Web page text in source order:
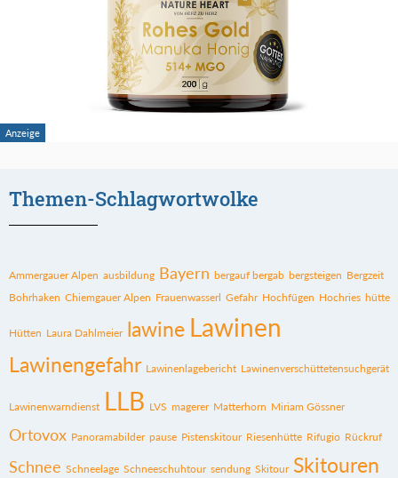
Themen-Schlagwortwolke
Ammergauer Alpen ausbildung Bayern bergauf bergab bergsteigen Bergzeit
Bohrhaken Chiemgauer Alpen Frauenwasserl Gefahr Hochfügen Hochries hütte
Hütten Laura Dahlmeier lawine Lawinen
Lawinengefahr Lawinenlagebericht Lawinenverschüttetensuchgerät
Lawinenwarndienst LLB LVS magerer Matterhorn Miriam Gössner
Ortovox Panoramabilder pause Pistenskitour Riesenhütte Rifugio Rückruf
Schnee Schneelage Schneeschuhtour sendung Skitour Skitouren